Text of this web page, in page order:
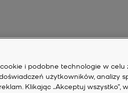
i podobne technologie w
użytkowników, analizy
Klikając „Akceptuj wszystko”,